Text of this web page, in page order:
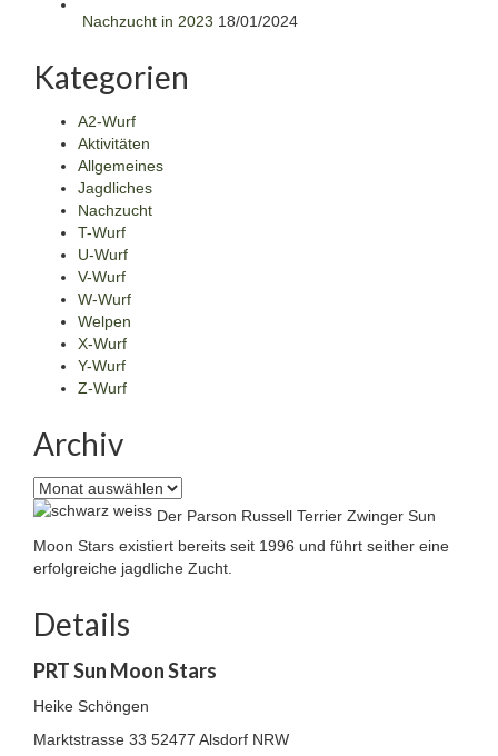
Nachzucht in 2023 18/01/2024
Kategorien
A2-Wurf
Aktivitäten
Allgemeines
Jagdliches
Nachzucht
T-Wurf
U-Wurf
V-Wurf
W-Wurf
Welpen
X-Wurf
Y-Wurf
Z-Wurf
Archiv
Archiv
Der Parson Russell Terrier Zwinger Sun
Moon Stars existiert bereits seit 1996 und führt seither eine
erfolgreiche jagdliche Zucht.
Details
PRT Sun Moon Stars
Heike Schöngen
Marktstrasse 33 52477 Alsdorf NRW